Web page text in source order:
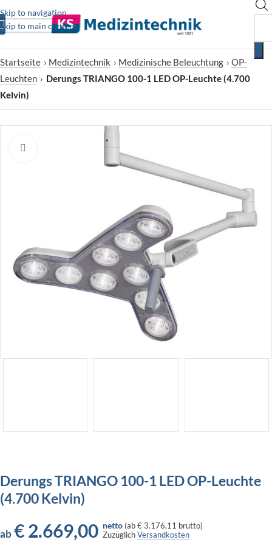
Skip to navigation
Skip to main content
Startseite › Medizintechnik › Medizinische Beleuchtung › OP-
Leuchten › Derungs TRIANGO 100-1 LED OP-Leuchte (4.700
Kelvin)
Zum Vergrößern klicken
Derungs TRIANGO 100-1 LED OP-Leuchte
(4.700 Kelvin)
ab €2.669,00 netto (ab€ 3.176,11 brutto)
ZuzüglichVersandkosten